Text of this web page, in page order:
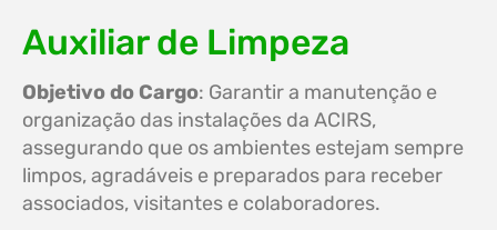
Auxiliar de Limpeza
Objetivo do Cargo: Garantir a manutenção e
organização das instalações da ACIRS,
assegurando que os ambientes estejam sempre
limpos, agradáveis e preparados para receber
associados, visitantes e colaboradores.